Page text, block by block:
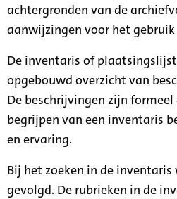
achtergronden van de
aanwijzingen voor het
De inventaris of
opgebouwd overzicht van
De beschrijvingen zijn
begrijpen van een inventaris
en ervaring.
Bij het zoeken in de
gevolgd. De rubrieken in de